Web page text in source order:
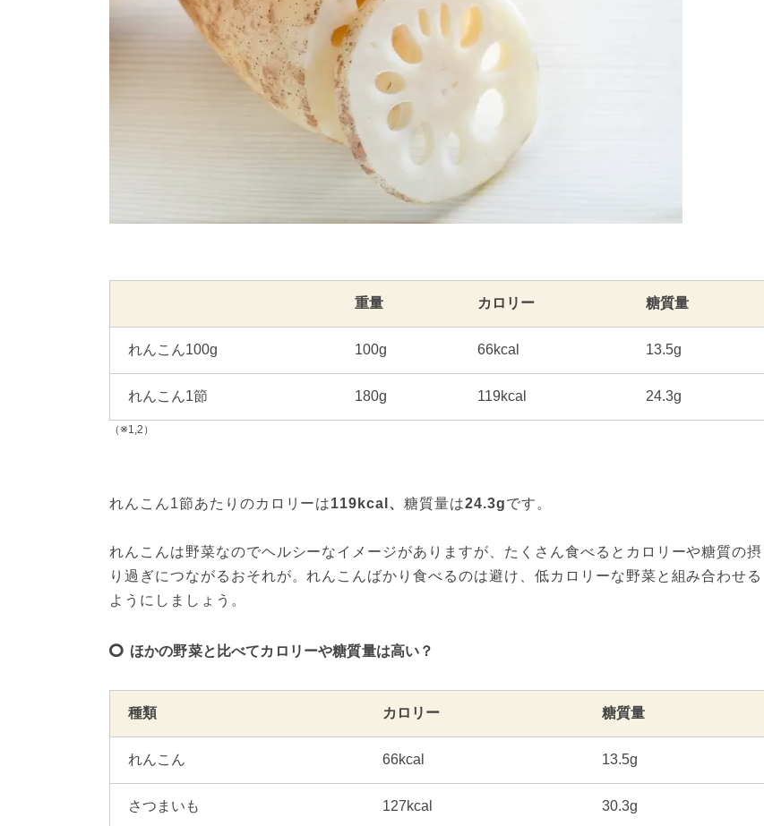
重量 カロリー 糖質量
れんこん100g 100g 66kcal 13.5g
れんこん1節 180g 119kcal 24.3g
（※1,2）
れんこん1節あたりのカロリーは119kcal、糖質量は24.3gです。
れんこんは野菜なのでヘルシーなイメージがありますが、たくさん食べるとカロリーや糖質の摂
り過ぎにつながるおそれが。れんこんばかり食べるのは避け、低カロリーな野菜と組み合わせる
ようにしましょう。
ほかの野菜と比べてカロリーや糖質量は高い？
種類 カロリー 糖質量
れんこん 66kcal 13.5g
さつまいも 127kcal 30.3g